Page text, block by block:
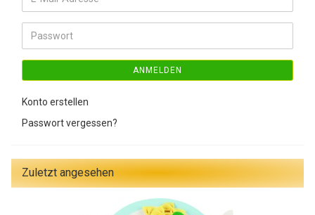
Mail-
Adresse
Passwort
ANMELDEN
Konto erstellen
Passwort vergessen?
Zuletzt angesehen